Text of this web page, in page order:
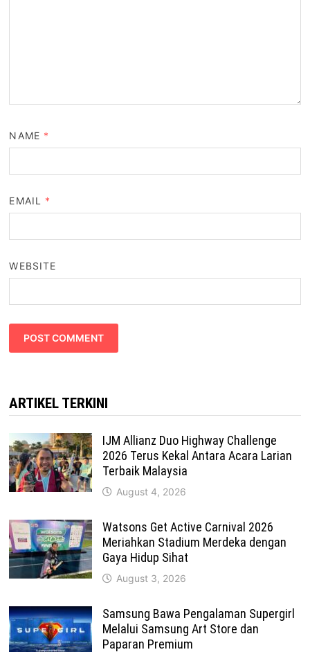
NAME *
EMAIL *
WEBSITE
ARTIKEL TERKINI
IJM Allianz Duo Highway Challenge
2026 Terus Kekal Antara Acara Larian
Terbaik Malaysia
August 4, 2026
Watsons Get Active Carnival 2026
Meriahkan Stadium Merdeka dengan
Gaya Hidup Sihat
August 3, 2026
Samsung Bawa Pengalaman Supergirl
Melalui Samsung Art Store dan
Paparan Premium